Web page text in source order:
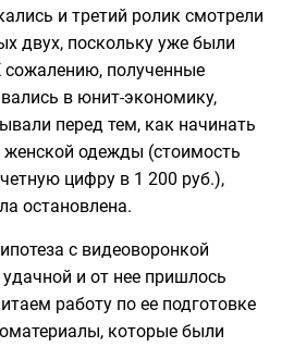
и третий ролик смотрели
двух, поскольку уже были
полученные
в юнит-экономику,
перед тем, как начинать
одежды (стоимость
цифру в 1 200 руб.),
остановлена.
с видеоворонкой
и от нее пришлось
работу по ее подготовке
которые были